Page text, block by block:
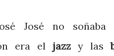
José no
era el jazz y las